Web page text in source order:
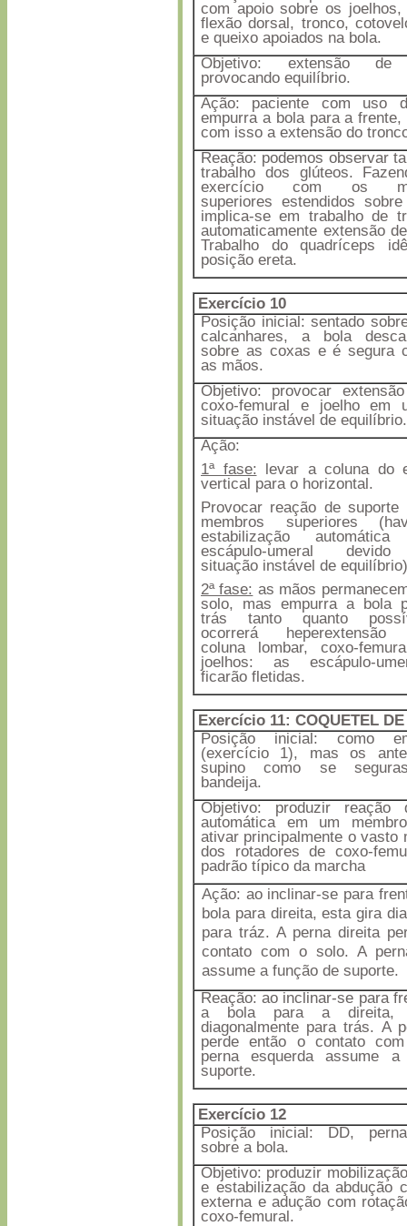
com apoio sobre os joelhos,
flexão dorsal, tronco,
e queixo apoiados na bola.
Objetivo: extensão de
provocando equilíbrio.
Ação: paciente com uso
empurra a bola para a frente,
com isso a extensão do
Reação: podemos observar
trabalho dos glúteos.
exercício com os
superiores estendidos
implica-se em trabalho de
automaticamente extensão
Trabalho do quadríceps
posição ereta.
Exercício 10
Posição inicial: sentado
calcanhares, a bola
sobre as coxas e é segura
as mãos.
Objetivo: provocar
coxo-femural e joelho em
situação instável de equilíbrio.
Ação:
1ª fase: levar a coluna do
vertical para o horizontal.
Provocar reação de suporte
membros superiores
estabilização
escápulo-umeral
situação instável de
2ª fase: as mãos
solo, mas empurra a bola
trás tanto quanto
ocorrerá
coluna lombar, coxo-
joelhos: as escápulo-
ficarão fletidas.
Exercício 11: COQUETEL DE
Posição inicial: como
(exercício 1), mas os
supino como se
bandeija.
Objetivo: produzir reação
automática em um
ativar principalmente o vasto
dos rotadores de coxo-
padrão típico da marcha
Ação: ao inclinar-se para
bola para direita, esta gira
para tráz. A perna direita
contato com o solo. A
assume a função de suporte.
Reação: ao inclinar-se para
a bola para a direita,
diagonalmente para trás. A
perde então o contato
perna esquerda assume
suporte.
Exercício 12
Posição inicial: DD,
sobre a bola.
Objetivo: produzir
e estabilização da abdução
externa e adução com
coxo-femural.